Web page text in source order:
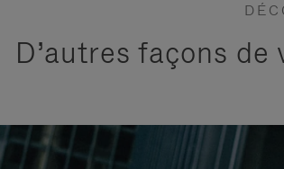
D’autres façons